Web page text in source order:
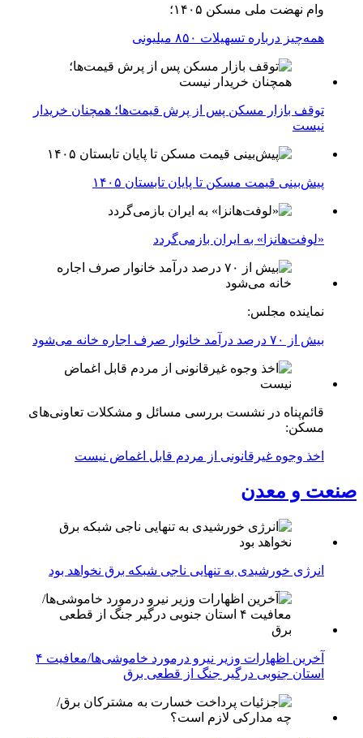
وام نهضت ملی مسکن ۱۴۰۵؛
همه‌چیز درباره تسهیلات ۸۵۰ میلیونی
توقف بازار مسکن پس از پرش قیمت‌ها؛ همچنان خریدار
نیست
پیش‌بینی قیمت مسکن تا پایان تابستان ۱۴۰۵
«لوفت‌هانزا» به ایران بازمی‌گردد
نماینده مجلس:
بیش از ۷۰ درصد درآمد خانوار صرف اجاره خانه می‌شود
قائم‌پناه در نشست بررسی مسائل و مشکلات تعاونی‌های
مسکن:
اخذ وجوه غیرقانونی از مردم قابل اغماض نیست
صنعت و معدن
انرژی خورشیدی به تنهایی ناجی شبکه برق نخواهد بود
آخرین اظهارات وزیر نیرو درمورد خاموشی‌ها/معافیت ۴
استان جنوبی درگیر جنگ از قطعی برق